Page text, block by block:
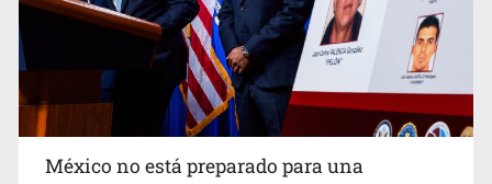
México no está preparado para una